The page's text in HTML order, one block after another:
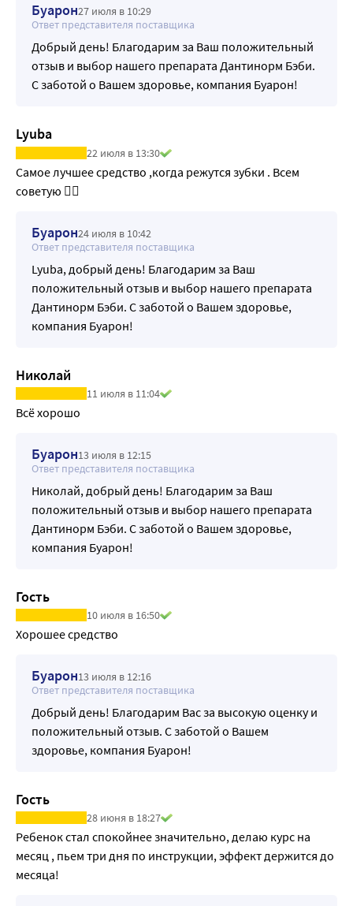
Буарон27 июля в 10:29
Ответ представителя поставщика
Добрый день! Благодарим за Ваш положительный
отзыв и выбор нашего препарата Дантинорм Бэби.
С заботой о Вашем здоровье, компания Буарон!
Lyuba
22 июля в 13:30
Самое лучшее средство ,когда режутся зубки . Всем
советую 👍🏻
Буарон24 июля в 10:42
Ответ представителя поставщика
Lyuba, добрый день! Благодарим за Ваш
положительный отзыв и выбор нашего препарата
Дантинорм Бэби. С заботой о Вашем здоровье,
компания Буарон!
Николай
11 июля в 11:04
Всё хорошо
Буарон13 июля в 12:15
Ответ представителя поставщика
Николай, добрый день! Благодарим за Ваш
положительный отзыв и выбор нашего препарата
Дантинорм Бэби. С заботой о Вашем здоровье,
компания Буарон!
Гость
10 июля в 16:50
Хорошее средство
Буарон13 июля в 12:16
Ответ представителя поставщика
Добрый день! Благодарим Вас за высокую оценку и
положительный отзыв. С заботой о Вашем
здоровье, компания Буарон!
Гость
28 июня в 18:27
Ребенок стал спокойнее значительно, делаю курс на
месяц , пьем три дня по инструкции, эффект держится до
месяца!